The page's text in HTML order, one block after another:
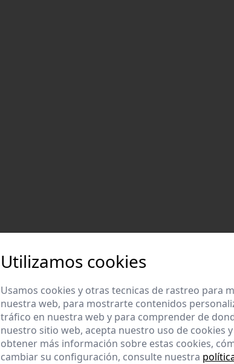
Utilizamos cookies
Usamos cookies y otras tecnicas de rastreo para
nuestra web, para mostrarte contenidos
tráfico en nuestra web y para comprender de
nuestro sitio web, acepta nuestro uso de cookies
obtener más información sobre estas cookies,
cambiar su configuración, consulte nuestra